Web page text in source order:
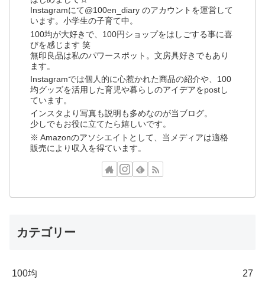
Instagramにて@100en_diary のアカウントを運営して
います。小学生の子育て中。
100均が大好きで、100円ショップをはしごする事に喜
びを感じます 笑
無印良品は私のパワースポット。文房具好きでもあり
ます。
Instagramでは個人的に心惹かれた商品の紹介や、100
均グッズを活用した育児や暮らしのアイデアをpostし
ています。
インスタより写真も説明も多めなのが当ブログ。
少しでもお役に立てたら嬉しいです。
※ Amazonのアソシエイトとして、当メディアは適格
販売により収入を得ています。
カテゴリー
100均 27